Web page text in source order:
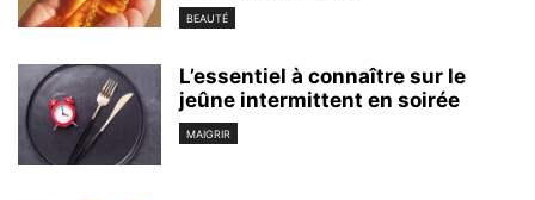
BEAUTÉ
L’essentiel à connaître sur le
jeûne intermittent en soirée
MAIGRIR